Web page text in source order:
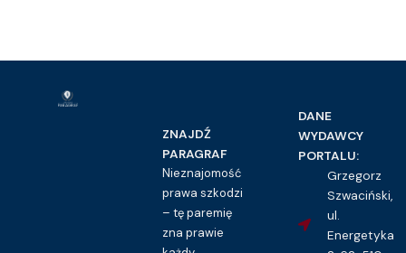
ZNAJDŹ
PARAGRAF
Nieznajomość
prawa szkodzi
– tę paremię
zna prawie
DANE
WYDAWCY
PORTALU:
Grzegorz
Szwaciński,
ul.
Energetyka